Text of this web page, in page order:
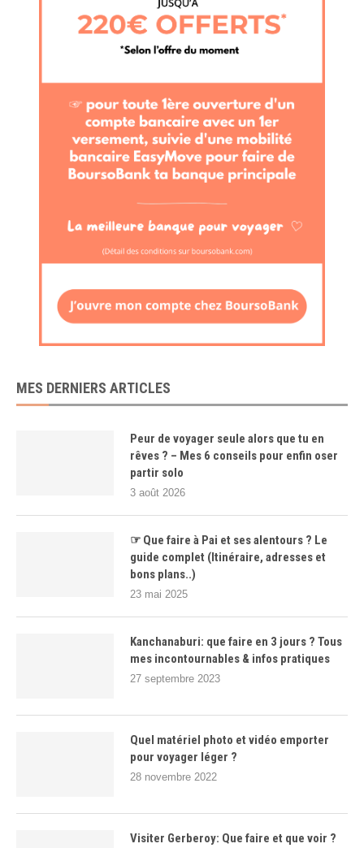
MES DERNIERS ARTICLES
Peur de voyager seule alors que tu en
rêves ? – Mes 6 conseils pour enfin oser
partir solo
3 août 2026
☞ Que faire à Pai et ses alentours ? Le
guide complet (Itinéraire, adresses et
bons plans..)
23 mai 2025
Kanchanaburi: que faire en 3 jours ? Tous
mes incontournables & infos pratiques
27 septembre 2023
Quel matériel photo et vidéo emporter
pour voyager léger ?
28 novembre 2022
Visiter Gerberoy: Que faire et que voir ?